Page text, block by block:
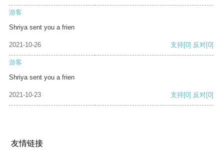
游客
Shriya sent you a frien
2021-10-26 支持[0] 反对[0]
游客
Shriya sent you a frien
2021-10-23 支持[0] 反对[0]
友情链接